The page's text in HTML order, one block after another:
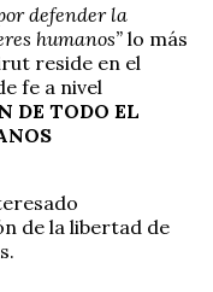
defender la
humanos” lo más
reside en el
fe a nivel
DE TODO EL
de la libertad de